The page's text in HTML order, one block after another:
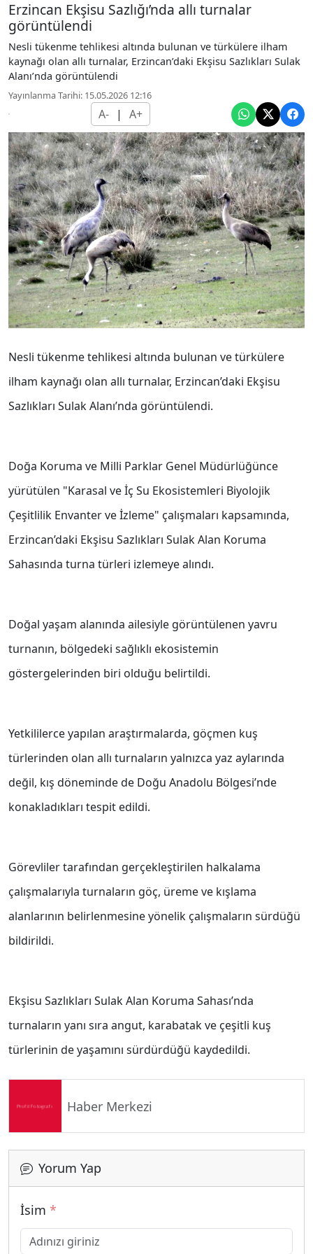
Erzincan Ekşisu Sazlığı’nda allı turnalar
görüntülendi
Nesli tükenme tehlikesi altında bulunan ve türkülere ilham
kaynağı olan allı turnalar, Erzincan’daki Ekşisu Sazlıkları Sulak
Alanı’nda görüntülendi
Yayınlanma Tarihi: 15.05.2026 12:16
A- | A+
Nesli tükenme tehlikesi altında bulunan ve türkülere
ilham kaynağı olan allı turnalar, Erzincan’daki Ekşisu
Sazlıkları Sulak Alanı’nda görüntülendi.
Doğa Koruma ve Milli Parklar Genel Müdürlüğünce
yürütülen "Karasal ve İç Su Ekosistemleri Biyolojik
Çeşitlilik Envanter ve İzleme" çalışmaları kapsamında,
Erzincan’daki Ekşisu Sazlıkları Sulak Alan Koruma
Sahasında turna türleri izlemeye alındı.
Doğal yaşam alanında ailesiyle görüntülenen yavru
turnanın, bölgedeki sağlıklı ekosistemin
göstergelerinden biri olduğu belirtildi.
Yetkililerce yapılan araştırmalarda, göçmen kuş
türlerinden olan allı turnaların yalnızca yaz aylarında
değil, kış döneminde de Doğu Anadolu Bölgesi’nde
konakladıkları tespit edildi.
Görevliler tarafından gerçekleştirilen halkalama
çalışmalarıyla turnaların göç, üreme ve kışlama
alanlarının belirlenmesine yönelik çalışmaların sürdüğü
bildirildi.
Ekşisu Sazlıkları Sulak Alan Koruma Sahası’nda
turnaların yanı sıra angut, karabatak ve çeşitli kuş
türlerinin de yaşamını sürdürdüğü kaydedildi.
Haber Merkezi
Yorum Yap
İsim *